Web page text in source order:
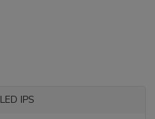
LED IPS